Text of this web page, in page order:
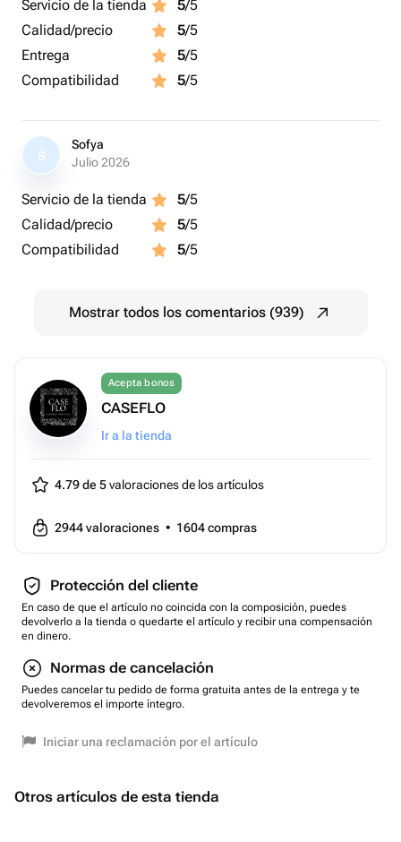
Servicio de la tienda 5/5
Calidad/precio
5/5
Entrega
5/5
Compatibilidad
5/5
S
Sofya
Julio 2026
Servicio de la tienda 5/5
Calidad/precio
5/5
Compatibilidad
5/5
Mostrar todos los comentarios (939)
Acepta bonos
CASEFLO
Ir a la tienda
4.79 de 5valoraciones de los artículos
2944valoraciones • 1604compras
Protección del cliente
En caso de que el artículo no coincida con la composición, puedes
devolverlo a la tienda o quedarte el artículo y recibir una compensación
en dinero.
Normas de cancelación
Puedes cancelar tu pedido de forma gratuita antes de la entrega y te
devolveremos el importe íntegro.
Iniciar una reclamación por el artículo
Otros artículos de esta tienda